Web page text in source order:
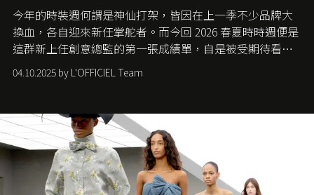
今年的時裝週何謂是神仙打架，皆因在上一季不少品牌大
換血，各自迎來新任掌舵者。而今回 2026 春夏時時週便是
這群新上任創意總監的第一張成績單，自是被受期待看他
們如何各顯神通。意大利老牌 Gucci 在過去幾個季度業績
難已救回，開雲集團任命成功曾翻轉 Balenciaga 的愛將
團市值一日蒸發 30 億美元，大眾擔心走得太前的 Demna
會忽略品牌的美學基礎，最後變成三不像。而從剛剛推出
的首作所造成的話題及關注度，我們便知道 Demna 沒這麼
簡單，一個嶄新的 Gucci 時代已經展開！
04.10.2025 by L'OFFICIEL Team